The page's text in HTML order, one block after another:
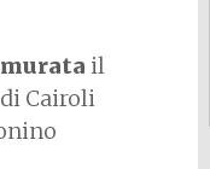
il
Cairoli